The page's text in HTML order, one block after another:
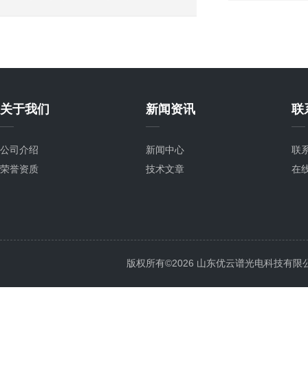
关于我们
公司介绍
荣誉资质
新闻资讯
新闻中心
技术文章
联
联
在
版权所有©2026 山东优云谱光电科技有